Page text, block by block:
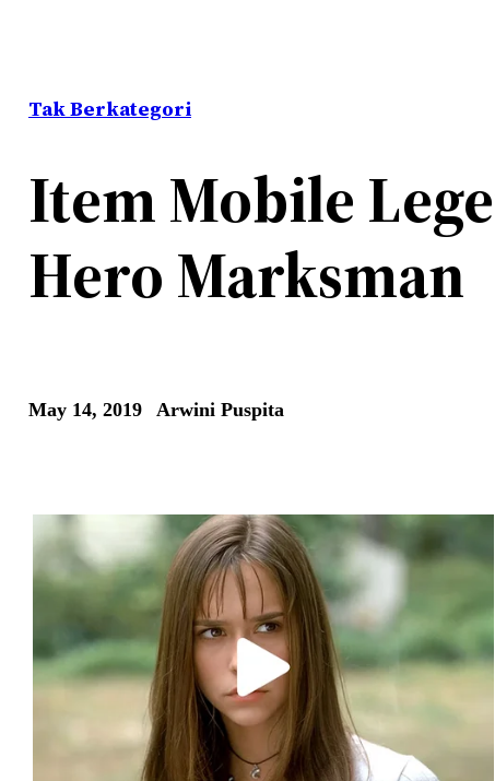
Tak Berkategori
Item Mobile
Hero Marksman
May 14, 2019 Arwini Puspita